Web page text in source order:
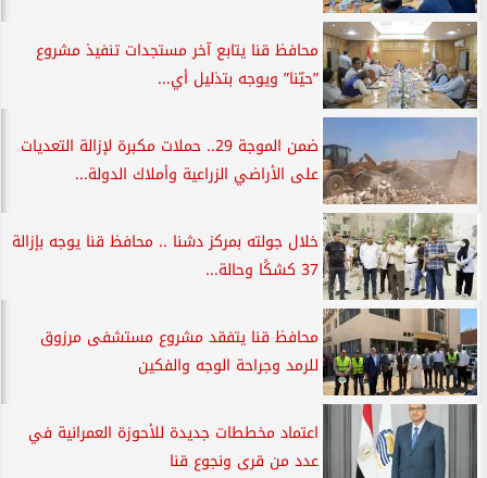
محافظ قنا يتابع آخر مستجدات تنفيذ مشروع
”حيّنا” ويوجه بتذليل أي...
ضمن الموجة 29.. حملات مكبرة لإزالة التعديات
على الأراضي الزراعية وأملاك الدولة...
خلال جولته بمركز دشنا .. محافظ قنا يوجه بإزالة
37 كشكًا وحالة...
محافظ قنا يتفقد مشروع مستشفى مرزوق
للرمد وجراحة الوجه والفكين
اعتماد مخططات جديدة للأحوزة العمرانية في
عدد من قرى ونجوع قنا